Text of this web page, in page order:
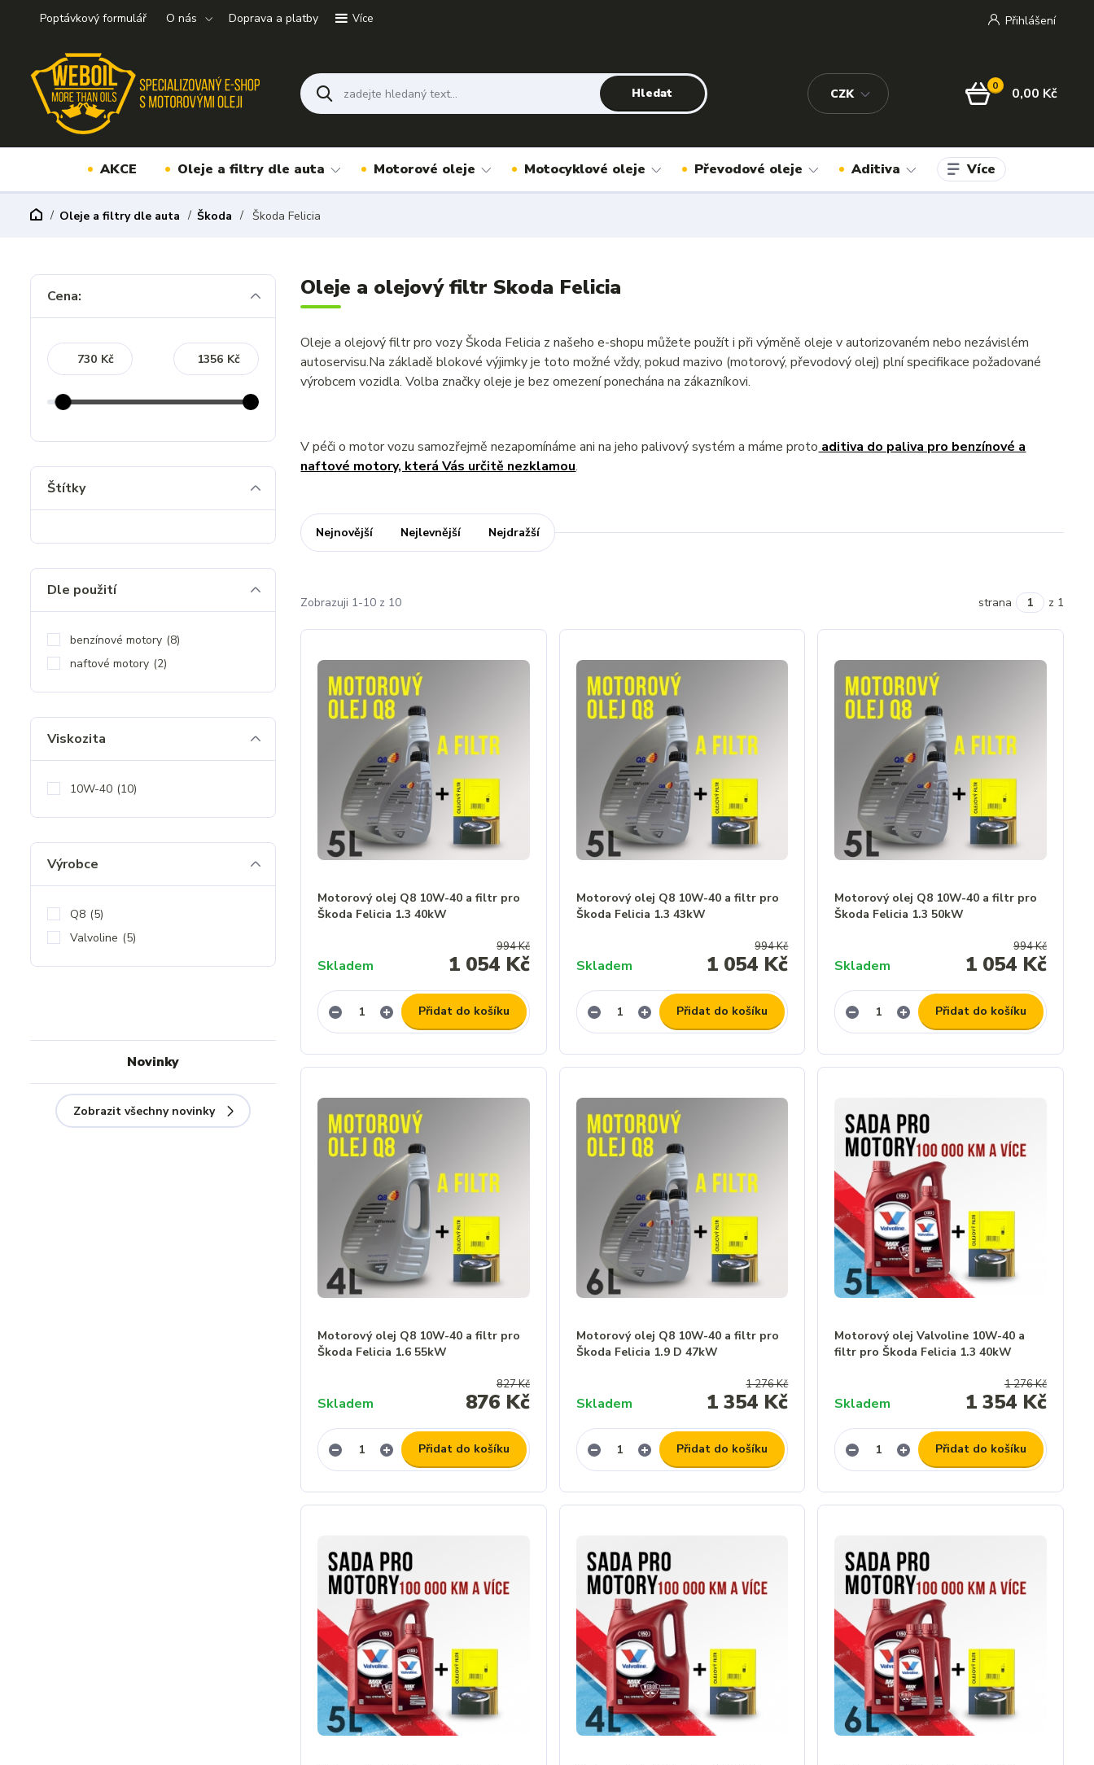
Poptávkový formulář O nás Doprava a platby Více
CZK
Přihlášení
Hledat 0 0,00 Kč
AKCE Oleje a filtry dle auta Motorové oleje Motocyklové oleje Převodové oleje Aditiva Více
Oleje a filtry dle auta Škoda Škoda Felicia
Oleje a olejový filtr Skoda Felicia
Oleje a olejový filtr pro vozy Škoda Felicia z našeho e-shopu můžete použít i při výměně oleje v autorizovaném nebo nezávislém
autoservisu.Na základě blokové výjimky je toto možné vždy, pokud mazivo (motorový, převodový olej) plní specifikace požadované
výrobcem vozidla. Volba značky oleje je bez omezení ponechána na zákazníkovi.
V péči o motor vozu samozřejmě nezapomínáme ani na jeho palivový systém a máme proto aditiva do paliva pro benzínové a
naftové motory, která Vás určitě nezklamou.
Nejnovější Nejlevnější Nejdražší
Zobrazuji 1-10 z 10 strana z 1
Motorový olej Q8 10W-40 a filtr pro
Škoda Felicia 1.3 40kW
994 Kč
1 054 Kč
Skladem
Přidat do košíku
Motorový olej Q8 10W-40 a filtr pro
Škoda Felicia 1.3 43kW
994 Kč
1 054 Kč
Skladem
Přidat do košíku
Motorový olej Q8 10W-40 a filtr pro
Škoda Felicia 1.3 50kW
994 Kč
1 054 Kč
Skladem
Přidat do košíku
Motorový olej Q8 10W-40 a filtr pro
Škoda Felicia 1.6 55kW
827 Kč
876 Kč
Skladem
Přidat do košíku
Motorový olej Q8 10W-40 a filtr pro
Škoda Felicia 1.9 D 47kW
1 276 Kč
1 354 Kč
Skladem
Přidat do košíku
Motorový olej Valvoline 10W-40 a
filtr pro Škoda Felicia 1.3 40kW
1 276 Kč
1 354 Kč
Skladem
Přidat do košíku
Cena:
Kč Kč
Štítky
Dle použití
benzínové motory (8)
naftové motory (2)
Viskozita
10W-40 (10)
Výrobce
Q8 (5)
Valvoline (5)
Novinky
Zobrazit všechny novinky